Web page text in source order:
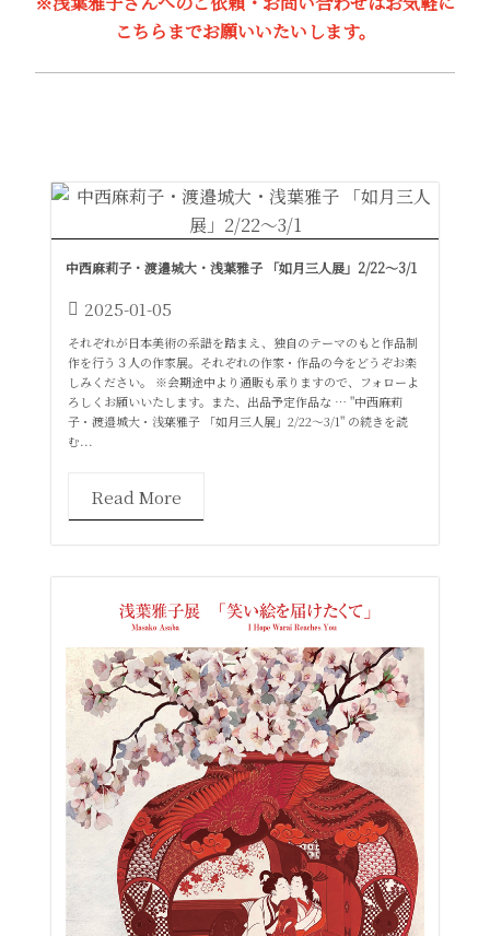
こちらまでお願いいたいします。
中西麻莉子・渡邉城大・浅葉雅子 「如月三人展」2/22～3/1
2025-01-05
それぞれが日本美術の系譜を踏まえ、独自のテーマのもと作品制
作を行う３人の作家展。それぞれの作家・作品の今をどうぞお楽
しみください。 ※会期途中より通販も承りますので、フォローよ
ろしくお願いいたします。また、出品予定作品な … "中西麻莉
子・渡邉城大・浅葉雅子 「如月三人展」2/22～3/1" の続きを読
む...
Read More